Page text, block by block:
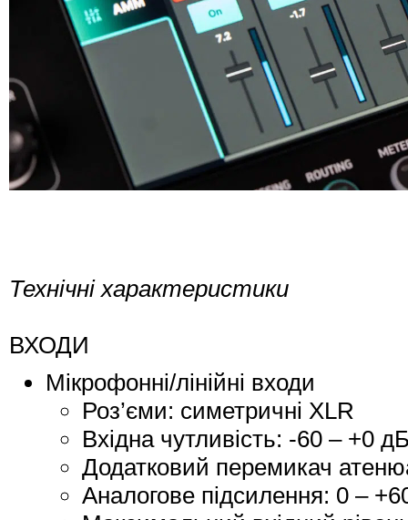
Технічні характеристики
ВХОДИ
Мікрофонні/лінійні входи
Роз’єми: симетричні XLR
Вхідна чутливість: -60 – +0
Додатковий перемикач
Аналогове підсилення: 0 –